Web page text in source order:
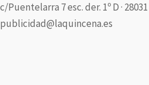
c/Puentelarra 7 esc. der. 1º D ·
publicidad@laquincena.es